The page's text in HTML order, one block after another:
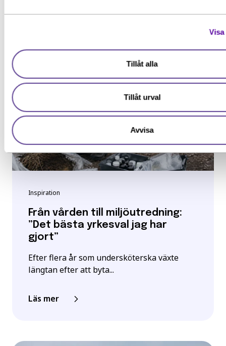
Tillåt alla
Tillåt urval
Avvisa
Inspiration
Från vården till miljöutredning:
”Det bästa yrkesval jag har
gjort”
Efter flera år som undersköterska växte
längtan efter att byta...
Läs mer